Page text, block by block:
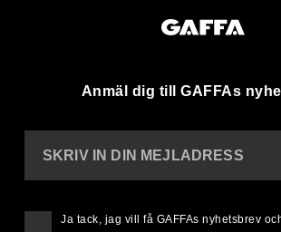
Anmäl dig till GAFFAs
SKRIV IN DIN MEJLADRESS
Ja tack, jag vill få GAFFAs nyhetsbrev